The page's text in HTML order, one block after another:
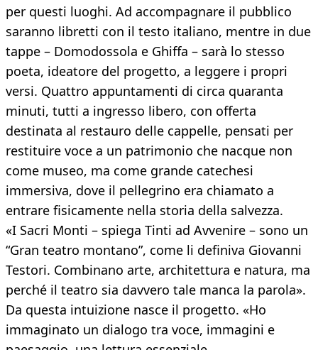
per questi luoghi. Ad accompagnare il pubblico
saranno libretti con il testo italiano, mentre in due
tappe – Domodossola e Ghiffa – sarà lo stesso
poeta, ideatore del progetto, a leggere i propri
versi. Quattro appuntamenti di circa quaranta
minuti, tutti a ingresso libero, con offerta
destinata al restauro delle cappelle, pensati per
restituire voce a un patrimonio che nacque non
come museo, ma come grande catechesi
immersiva, dove il pellegrino era chiamato a
entrare fisicamente nella storia della salvezza.
«I Sacri Monti – spiega Tinti ad Avvenire – sono un
“Gran teatro montano”, come li definiva Giovanni
Testori. Combinano arte, architettura e natura, ma
perché il teatro sia davvero tale manca la parola».
Da questa intuizione nasce il progetto. «Ho
immaginato un dialogo tra voce, immagini e